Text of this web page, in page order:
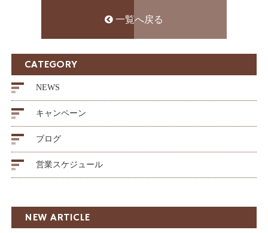
一覧へ戻る
CATEGORY
NEWS
キャンペーン
ブログ
営業スケジュール
NEW ARTICLE